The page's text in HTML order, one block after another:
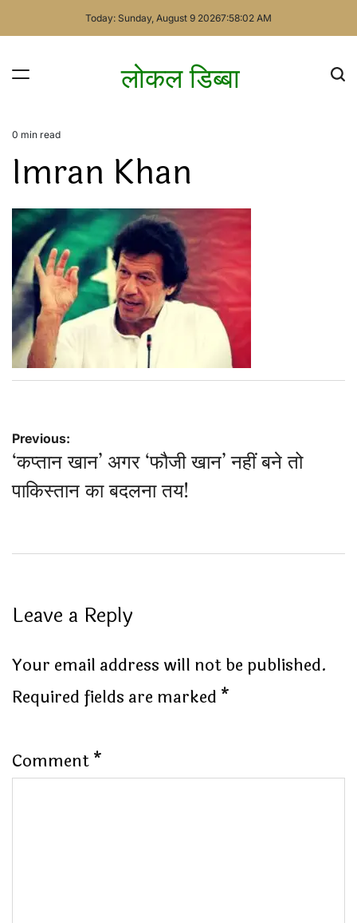
Today: Sunday, August 9 20267:58:02 AM
लोकल डिब्बा
Estimated
time
0 min read
Imran Khan
Post
navigation
Previous:
‘कप्तान खान’ अगर ‘फौजी खान’ नहीं बने तो
पाकिस्तान का बदलना तय!
Leave a Reply
Your email address will not be published.
Required fields are marked *
Comment*